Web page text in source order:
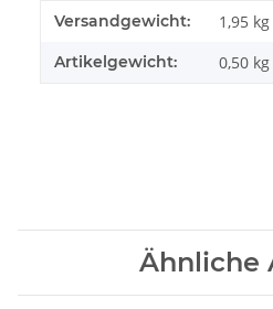
Produkteigenschaft
Wert
Versandgewicht: 1,95 kg
Artikelgewicht: 0,50 kg
Ähnliche